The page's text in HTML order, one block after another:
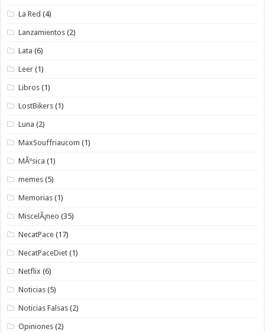
La Red (4)
Lanzamientos (2)
Lata (6)
Leer (1)
Libros (1)
LostBikers (1)
Luna (2)
MaxSouffriaucom (1)
MÃºsica (1)
memes (5)
Memorias (1)
MiscelÃ¡neo (35)
NecatPace (17)
NecatPaceDiet (1)
Netflix (6)
Noticias (5)
Noticias Falsas (2)
Opiniones (2)